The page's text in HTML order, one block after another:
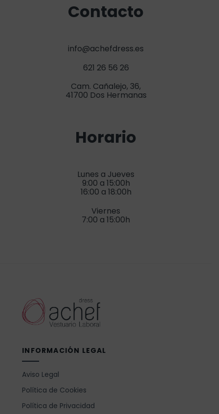
Contacto
info@achefdress.es
621 26 56 26
Cam. Cañalejo, 36,
41700 Dos Hermanas
Horario
Lunes a Jueves
9:00 a 15:00h
16:00 a 18:00h
Viernes
7:00 a 15:00h
INFORMACIÓN LEGAL
Aviso Legal
Política de Cookies
Política de Privacidad